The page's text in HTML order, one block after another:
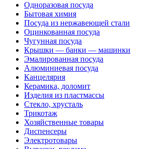
Одноразовая посуда
Бытовая химия
Посуда из нержавеющей стали
Оцинкованная посуда
Чугунная посуда
Крышки — банки — машинки
Эмалированная посуда
Алюминиевая посуда
Канцелярия
Керамика, доломит
Изделия из пластмассы
Стекло, хрусталь
Трикотаж
Хозяйственные товары
Диспенсеры
Электротовары